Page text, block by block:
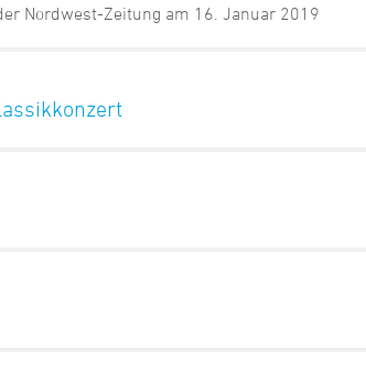
Nordwest-Zeitung am 16. Januar 2019